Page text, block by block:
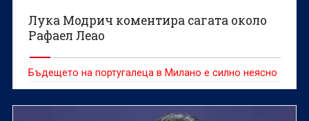
Лука Модрич коментира сагата около
Рафаел Леао
Бъдещето на португалеца в Милано е силно неясно